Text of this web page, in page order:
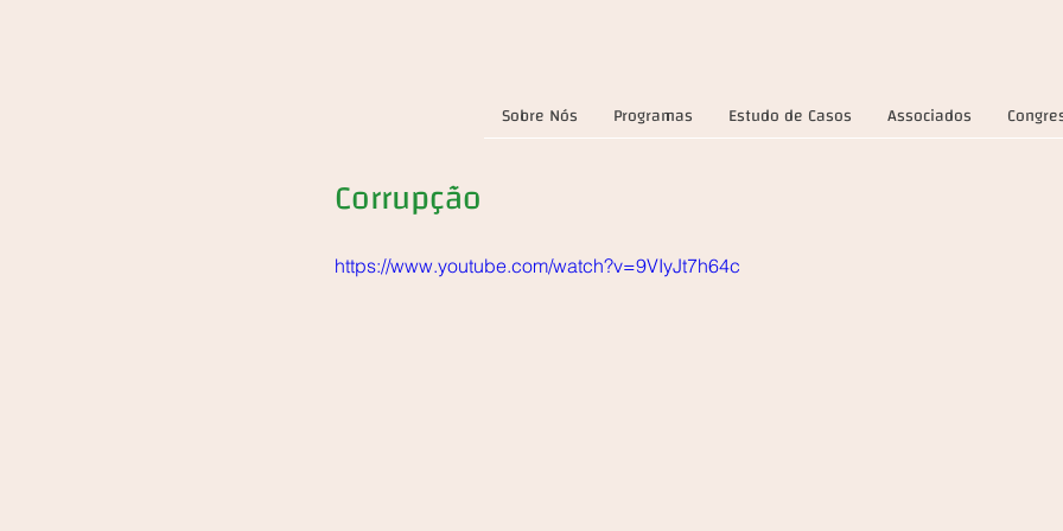
Sobre Nós Programas Estudo de Casos Associados
Corrupção
https://www.youtube.com/watch?v=9VIyJt7h64c